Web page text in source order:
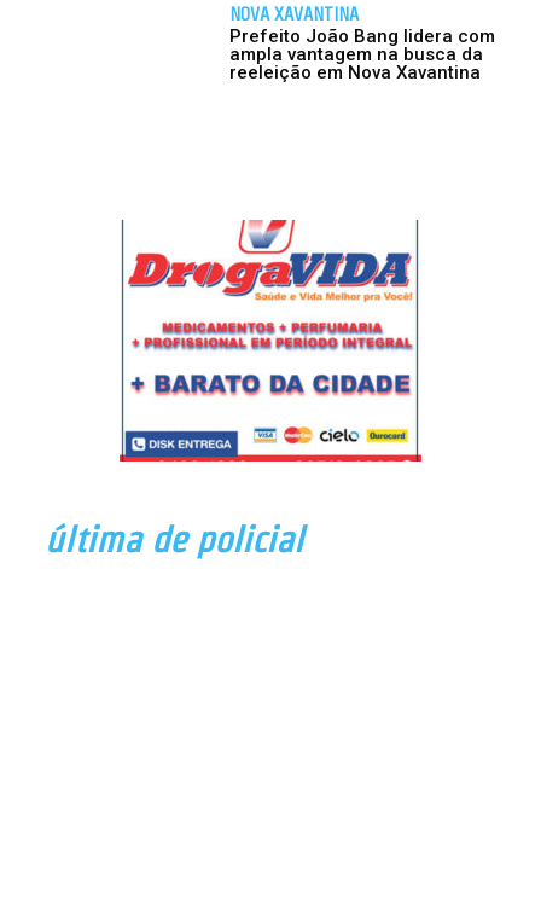
NOVA XAVANTINA
Prefeito João Bang lidera com
ampla vantagem na busca da
reeleição em Nova Xavantina
última de policial